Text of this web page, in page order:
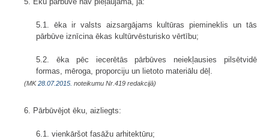
5.1. ēka ir valsts aizsargājams kultūras piemineklis un tās
pārbūve iznīcina ēkas kultūrvēsturisko vērtību;
5.2. ēka pēc iecerētās pārbūves neiekļausies pilsētvidē
formas, mēroga, proporciju un lietoto materiālu dēļ.
(MK28.07.2015. noteikumu Nr.419 redakcijā)
6. Pārbūvējot ēku, aizliegts:
6.1. vienkāršot fasāžu arhitektūru;